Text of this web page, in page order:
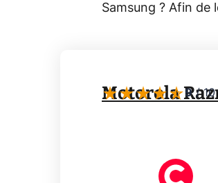
Samsung ? Afin de
Motorola 9/10